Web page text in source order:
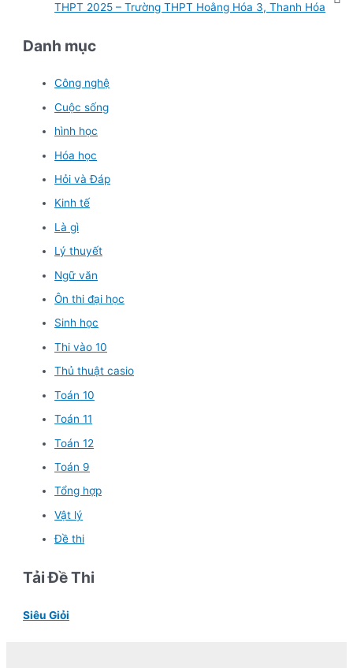
THPT 2025 – Trường THPT Hoằng Hóa 3, Thanh Hóa
Danh mục
Công nghệ
Cuộc sống
hình học
Hóa học
Hỏi và Đáp
Kinh tế
Là gì
Lý thuyết
Ngữ văn
Ôn thi đại học
Sinh học
Thi vào 10
Thủ thuật casio
Toán 10
Toán 11
Toán 12
Toán 9
Tổng hợp
Vật lý
Đề thi
Tải Đề Thi
Siêu Giỏi